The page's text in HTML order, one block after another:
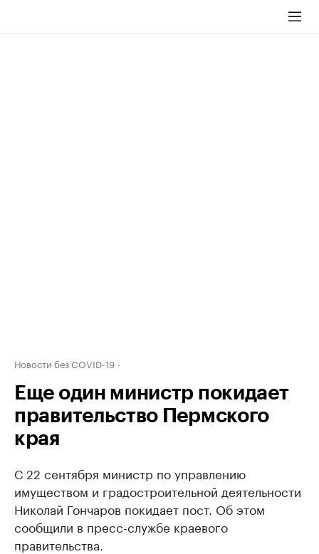
Новости без COVID-19
Еще один министр покидает
правительство Пермского
края
С 22 сентября министр по управлению
имуществом и градостроительной деятельности
Николай Гончаров покидает пост. Об этом
сообщили в пресс-службе краевого
правительства.